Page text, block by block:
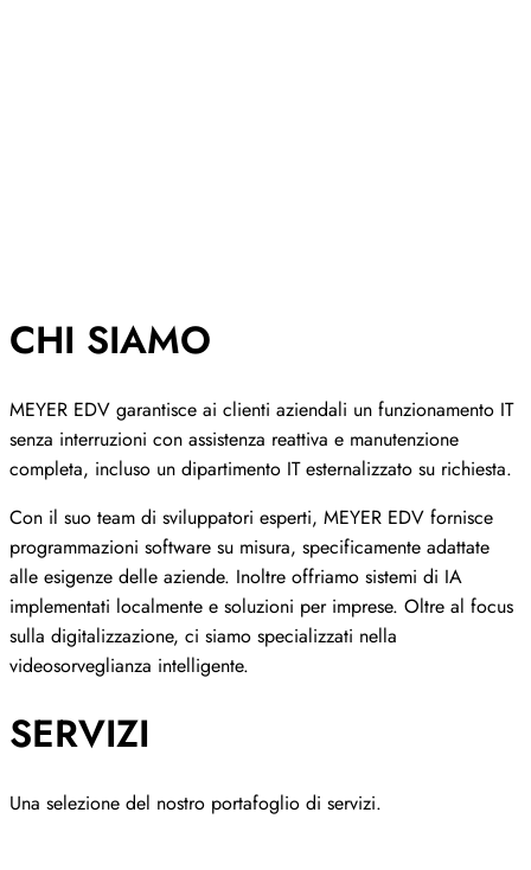
CHI SIAMO
MEYER EDV garantisce ai clienti aziendali un funzionamento IT
senza interruzioni con assistenza reattiva e manutenzione
completa, incluso un dipartimento IT esternalizzato su richiesta.
Con il suo team di sviluppatori esperti, MEYER EDV fornisce
programmazioni software su misura, specificamente adattate
alle esigenze delle aziende. Inoltre offriamo sistemi di IA
implementati localmente e soluzioni per imprese. Oltre al focus
sulla digitalizzazione, ci siamo specializzati nella
videosorveglianza intelligente.
SERVIZI
Una selezione del nostro portafoglio di servizi.